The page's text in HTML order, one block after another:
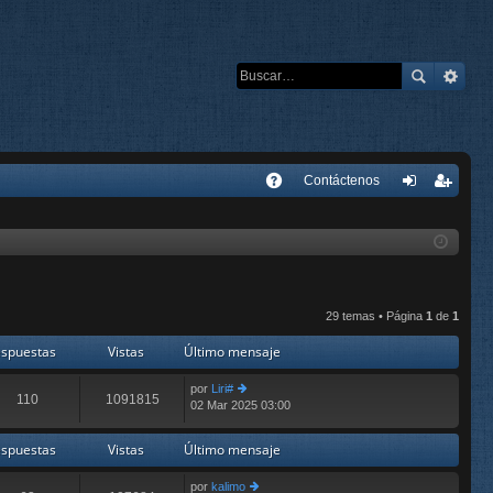
Contáctenos
ar
ist
rs
29 temas • Página 1 de 1
Vistas Último mensaje
110 1091815
por Liri#
er
o
e
02 Mar 2025 03:00
Vistas Último mensaje
por kalimo